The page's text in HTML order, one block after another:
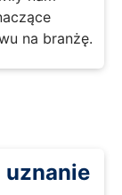
na branżę.
uznanie